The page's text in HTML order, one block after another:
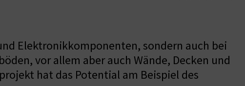
Elektronikkomponenten, sondern auch bei
vor allem aber auch Wände, Decken und
hat das Potential am Beispiel des